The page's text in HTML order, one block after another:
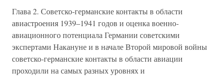
Глава 2. Советско-германские контакты в области
авиастроения 1939–1941 годов и оценка военно-
авиационного потенциала Германии советскими
экспертами Накануне и в начале Второй мировой войны
советско-германские контакты в области авиации
проходили на самых разных уровнях и